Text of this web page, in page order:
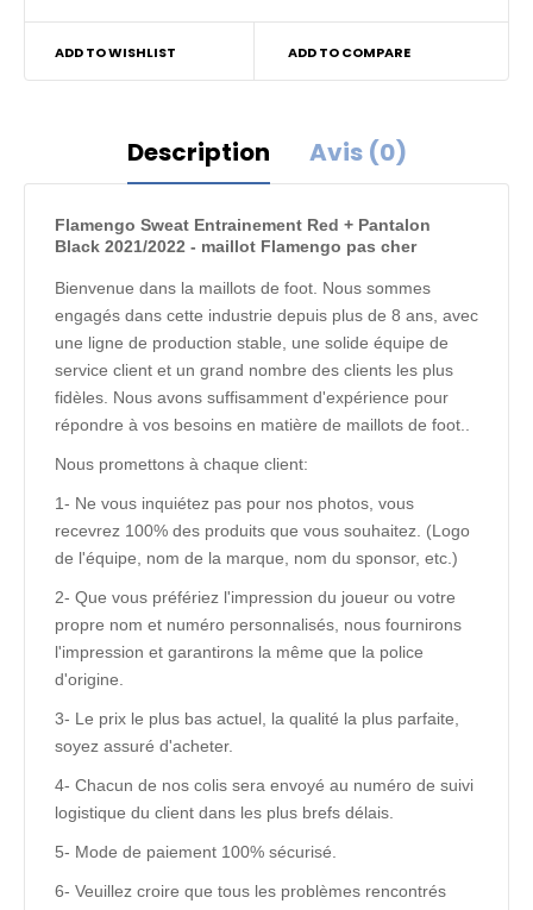
ADD TO WISHLIST ADD TO COMPARE
Description Avis (0)
Flamengo Sweat Entrainement Red + Pantalon
Black 2021/2022 - maillot Flamengo pas cher
Bienvenue dans la maillots de foot. Nous sommes
engagés dans cette industrie depuis plus de 8 ans, avec
une ligne de production stable, une solide équipe de
service client et un grand nombre des clients les plus
fidèles. Nous avons suffisamment d'expérience pour
répondre à vos besoins en matière de maillots de foot..
Nous promettons à chaque client:
1- Ne vous inquiétez pas pour nos photos, vous
recevrez 100% des produits que vous souhaitez. (Logo
de l'équipe, nom de la marque, nom du sponsor, etc.)
2- Que vous préfériez l'impression du joueur ou votre
propre nom et numéro personnalisés, nous fournirons
l'impression et garantirons la même que la police
d'origine.
3- Le prix le plus bas actuel, la qualité la plus parfaite,
soyez assuré d'acheter.
4- Chacun de nos colis sera envoyé au numéro de suivi
logistique du client dans les plus brefs délais.
5- Mode de paiement 100% sécurisé.
6- Veuillez croire que tous les problèmes rencontrés